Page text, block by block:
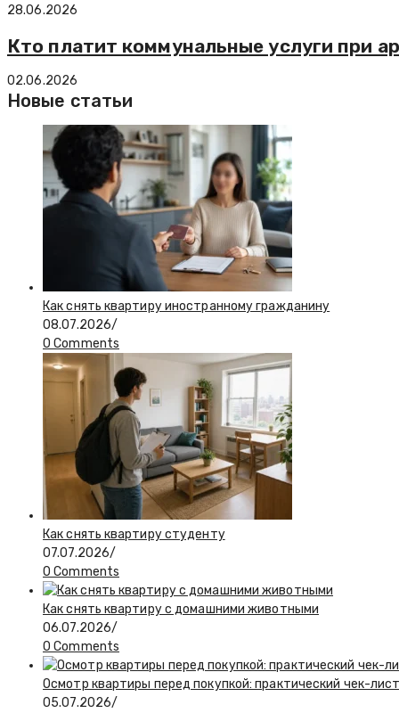
28.06.2026
Кто платит коммунальные услуги при
02.06.2026
Новые статьи
Как снять квартиру иностранному гражданину
08.07.2026/
0 Comments
Как снять квартиру студенту
07.07.2026/
0 Comments
Как снять квартиру с домашними животными
06.07.2026/
0 Comments
Осмотр квартиры перед покупкой: практический чек-
05.07.2026/